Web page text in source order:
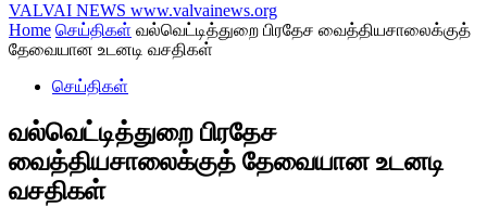
VALVAI NEWS www.valvainews.org
Home செய்திகள் வல்வெட்டித்துறை பிரதேச வைத்தியசாலைக்குத்
தேவையான உடனடி வசதிகள்
செய்திகள்
வல்வெட்டித்துறை பிரதேச
வைத்தியசாலைக்குத் தேவையான உடனடி
வசதிகள்